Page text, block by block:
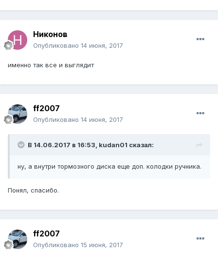
Никонов
Опубликовано 14 июня, 2017
именно так все и выглядит
ff2007
Опубликовано 14 июня, 2017
В 14.06.2017 в 16:53, kudan01 сказал:
ну, а внутри тормозного диска еще доп. колодки ручника.
Понял, спасибо.
ff2007
Опубликовано 15 июня, 2017